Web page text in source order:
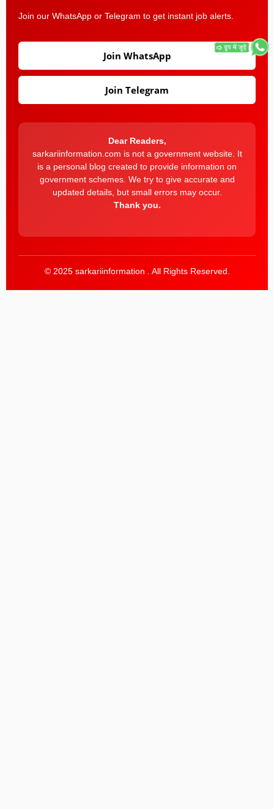
Join our WhatsApp or Telegram to get instant job alerts.
Join WhatsApp
Join Telegram
Dear Readers,
sarkariinformation.com is not a government website. It
is a personal blog created to provide information on
government schemes. We try to give accurate and
updated details, but small errors may occur.
Thank you.
© 2025 sarkariinformation . All Rights Reserved.